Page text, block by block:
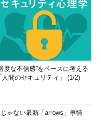
度な不信感”をベースに考える
人間のセキュリティ」 (1/2)
ゃない最新「arrows」事情